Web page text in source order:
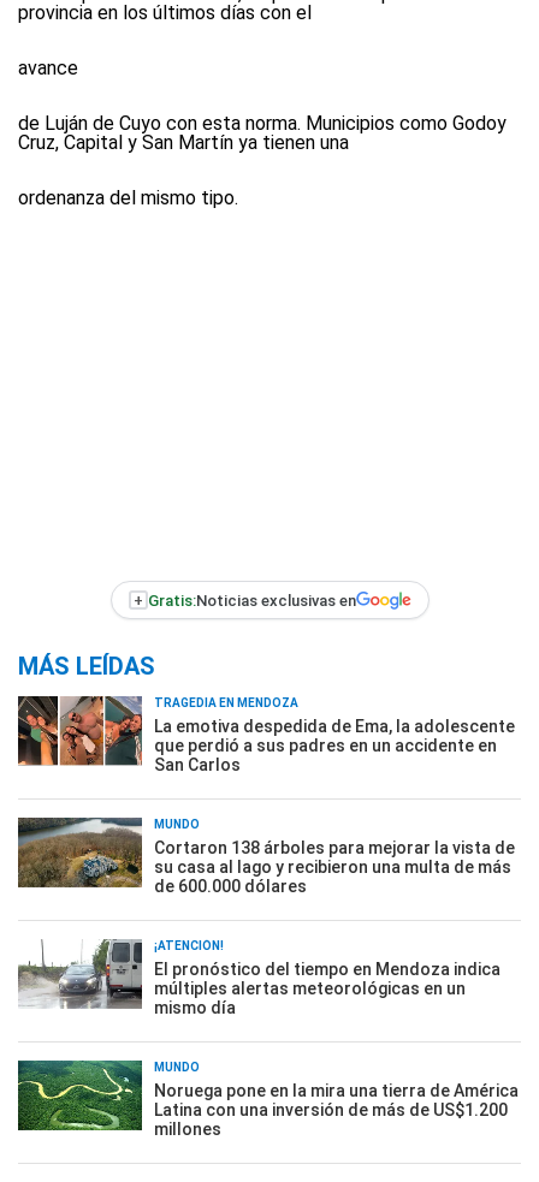
provincia en los últimos días con el
avance
de Luján de Cuyo con esta norma. Municipios como Godoy
Cruz, Capital y San Martín ya tienen una
ordenanza del mismo tipo.
+ Gratis:Noticias exclusivas en
MÁS LEÍDAS
TRAGEDIA EN MENDOZA
La emotiva despedida de Ema, la adolescente
que perdió a sus padres en un accidente en
San Carlos
MUNDO
Cortaron 138 árboles para mejorar la vista de
su casa al lago y recibieron una multa de más
de 600.000 dólares
¡ATENCIÓN!
El pronóstico del tiempo en Mendoza indica
múltiples alertas meteorológicas en un
mismo día
MUNDO
Noruega pone en la mira una tierra de América
Latina con una inversión de más de US$1.200
millones